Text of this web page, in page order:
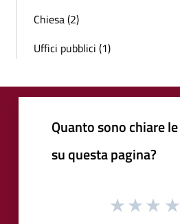
Chiesa (2)
Uffici pubblici (1)
Quanto sono chiare
su questa pagina?